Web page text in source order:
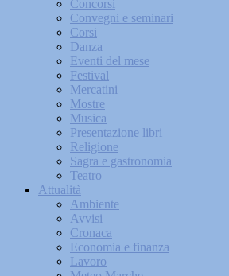
Concorsi
Convegni e seminari
Corsi
Danza
Eventi del mese
Festival
Mercatini
Mostre
Musica
Presentazione libri
Religione
Sagra e gastronomia
Teatro
Attualità
Ambiente
Avvisi
Cronaca
Economia e finanza
Lavoro